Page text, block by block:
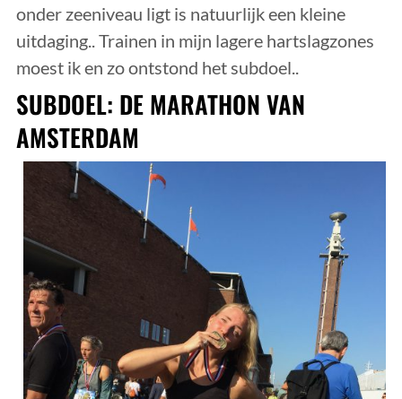
onder zeeniveau ligt is natuurlijk een kleine
uitdaging.. Trainen in mijn lagere hartslagzones
moest ik en zo ontstond het subdoel..
SUBDOEL: DE MARATHON VAN
AMSTERDAM